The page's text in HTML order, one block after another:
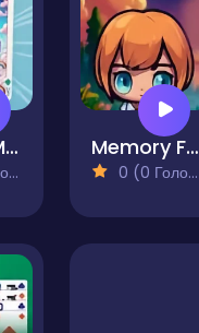
Sprunki Memory Game Memory Fusion
0 (0 Голосів)